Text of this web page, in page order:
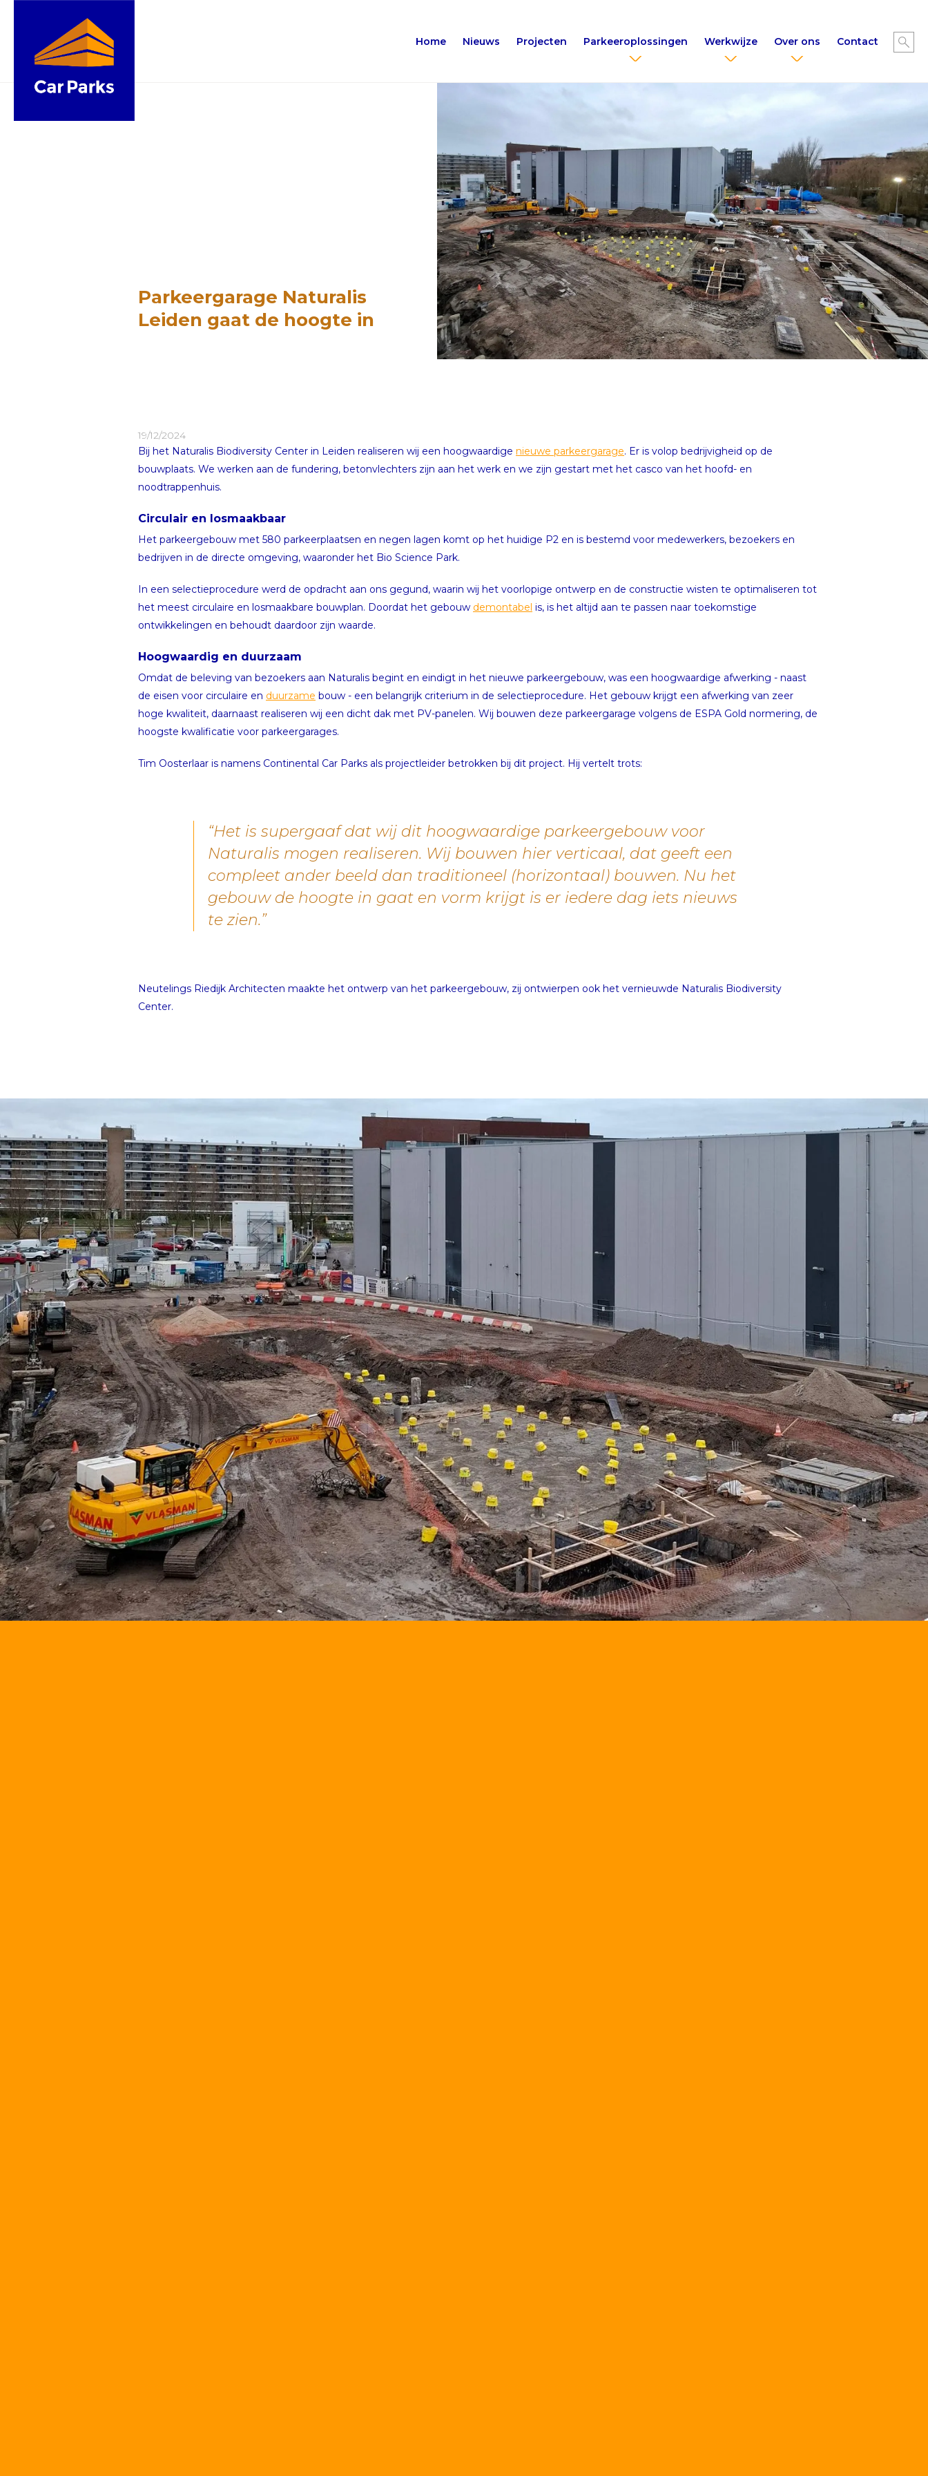
Home Nieuws Projecten Parkeeroplossingen Werkwijze Over ons Contact
Parkeergarage Naturalis
Leiden gaat de hoogte in
19/12/2024
Bij het Naturalis Biodiversity Center in Leiden realiseren wij een hoogwaardige nieuwe parkeergarage. Er is volop bedrijvigheid op de
bouwplaats. We werken aan de fundering, betonvlechters zijn aan het werk en we zijn gestart met het casco van het hoofd- en
noodtrappenhuis.
Circulair en losmaakbaar
Het parkeergebouw met 580 parkeerplaatsen en negen lagen komt op het huidige P2 en is bestemd voor medewerkers, bezoekers en
bedrijven in de directe omgeving, waaronder het Bio Science Park.
In een selectieprocedure werd de opdracht aan ons gegund, waarin wij het voorlopige ontwerp en de constructie wisten te optimaliseren tot
het meest circulaire en losmaakbare bouwplan. Doordat het gebouw demontabel is, is het altijd aan te passen naar toekomstige
ontwikkelingen en behoudt daardoor zijn waarde.
Hoogwaardig en duurzaam
Omdat de beleving van bezoekers aan Naturalis begint en eindigt in het nieuwe parkeergebouw, was een hoogwaardige afwerking - naast
de eisen voor circulaire en duurzame bouw - een belangrijk criterium in de selectieprocedure. Het gebouw krijgt een afwerking van zeer
hoge kwaliteit, daarnaast realiseren wij een dicht dak met PV-panelen. Wij bouwen deze parkeergarage volgens de ESPA Gold normering, de
hoogste kwalificatie voor parkeergarages.
Tim Oosterlaar is namens Continental Car Parks als projectleider betrokken bij dit project. Hij vertelt trots:
“Het is supergaaf dat wij dit hoogwaardige parkeergebouw voor
Naturalis mogen realiseren. Wij bouwen hier verticaal, dat geeft een
compleet ander beeld dan traditioneel (horizontaal) bouwen. Nu het
gebouw de hoogte in gaat en vorm krijgt is er iedere dag iets nieuws
te zien.”
Neutelings Riedijk Architecten maakte het ontwerp van het parkeergebouw, zij ontwierpen ook het vernieuwde Naturalis Biodiversity
Center.